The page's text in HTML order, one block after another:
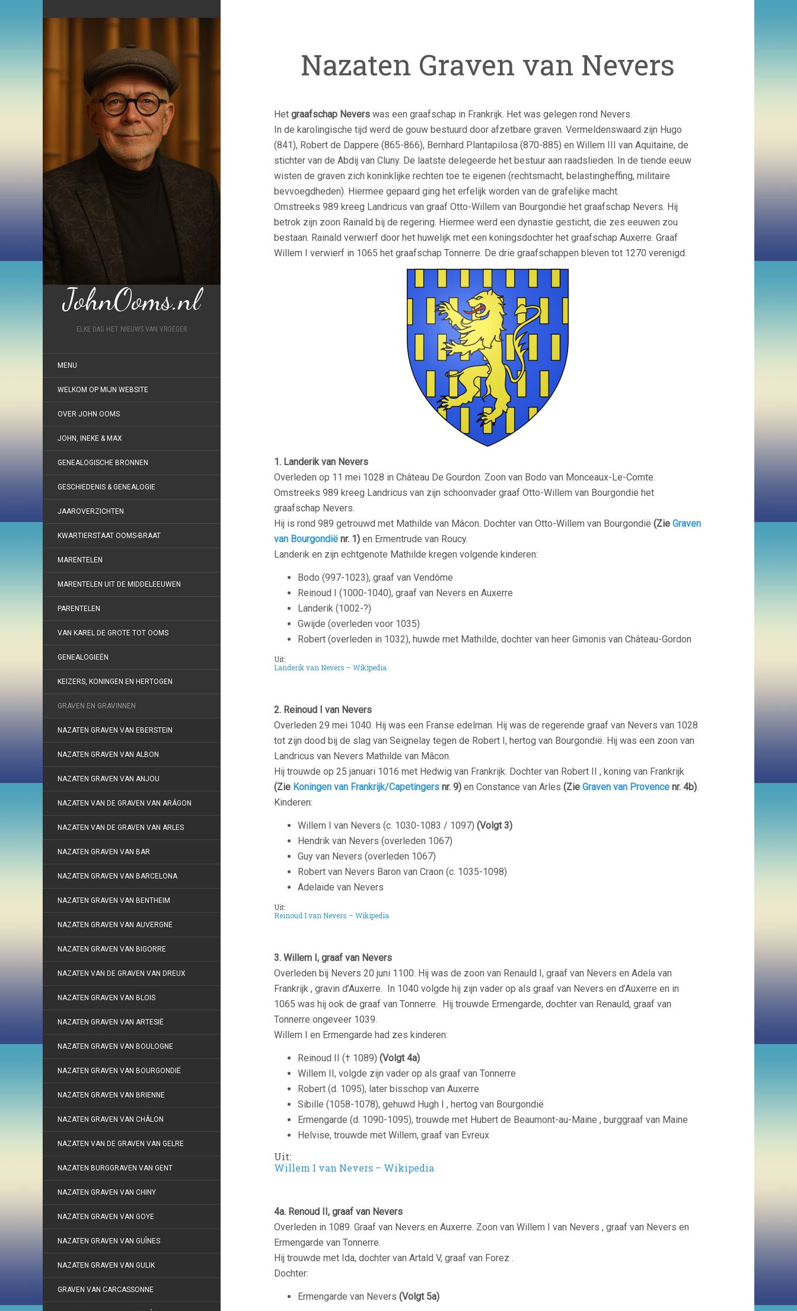
JohnOoms.nl
ELKE DAG HET NIEUWS VAN VROEGER
MENU
WELKOM OP MIJN WEBSITE
OVER JOHN OOMS
JOHN, INEKE & MAX
GENEALOGISCHE BRONNEN
GESCHIEDENIS & GENEALOGIE
JAAROVERZICHTEN
KWARTIERSTAAT OOMS-BRAAT
MARENTELEN
MARENTELEN UIT DE MIDDELEEUWEN
PARENTELEN
VAN KAREL DE GROTE TOT OOMS
GENEALOGIEËN
KEIZERS, KONINGEN EN HERTOGEN
GRAVEN EN GRAVINNEN
NAZATEN GRAVEN VAN EBERSTEIN
NAZATEN GRAVEN VAN ALBON
NAZATEN GRAVEN VAN ANJOU
NAZATEN VAN DE GRAVEN VAN ARÁGON
NAZATEN VAN DE GRAVEN VAN ARLES
NAZATEN GRAVEN VAN BAR
NAZATEN GRAVEN VAN BARCELONA
NAZATEN GRAVEN VAN BENTHEIM
NAZATEN GRAVEN VAN AUVERGNE
NAZATEN GRAVEN VAN BIGORRE
NAZATEN VAN DE GRAVEN VAN DREUX
NAZATEN GRAVEN VAN BLOIS
NAZATEN GRAVEN VAN ARTESIË
NAZATEN GRAVEN VAN BOULOGNE
NAZATEN GRAVEN VAN BOURGONDIË
NAZATEN GRAVEN VAN BRIENNE
NAZATEN GRAVEN VAN CHÂLON
NAZATEN VAN DE GRAVEN VAN GELRE
NAZATEN BURGGRAVEN VAN GENT
NAZATEN GRAVEN VAN CHINY
NAZATEN GRAVEN VAN GOYE
NAZATEN GRAVEN VAN GUÎNES
NAZATEN GRAVEN VAN GULIK
GRAVEN VAN CARCASSONNE
Nazaten Graven van Nevers
Het graafschap Nevers was een graafschap in Frankrijk. Het was gelegen rond Nevers.
In de karolingische tijd werd de gouw bestuurd door afzetbare graven. Vermeldenswaard zijn Hugo
(841), Robert de Dappere (865-866), Bernhard Plantapilosa (870-885) en Willem III van Aquitaine, de
stichter van de Abdij van Cluny. De laatste delegeerde het bestuur aan raadslieden. In de tiende eeuw
wisten de graven zich koninklijke rechten toe te eigenen (rechtsmacht, belastingheffing, militaire
bevvoegdheden). Hiermee gepaard ging het erfelijk worden van de grafelijke macht.
Omstreeks 989 kreeg Landricus van graaf Otto-Willem van Bourgondië het graafschap Nevers. Hij
betrok zijn zoon Rainald bij de regering. Hiermee werd een dynastie gesticht, die zes eeuwen zou
bestaan. Rainald verwierf door het huwelijk met een koningsdochter het graafschap Auxerre. Graaf
Willem I verwierf in 1065 het graafschap Tonnerre. De drie graafschappen bleven tot 1270 verenigd.
1. Landerik van Nevers
Overleden op 11 mei 1028 in Château De Gourdon. Zoon van Bodo van Monceaux-Le-Comte.
Omstreeks 989 kreeg Landricus van zijn schoonvader graaf Otto-Willem van Bourgondië het
graafschap Nevers.
Hij is rond 989 getrouwd met Mathilde van Mâcon. Dochter van Otto-Willem van Bourgondië (Zie Graven
van Bourgondië nr. 1) en Ermentrude van Roucy.
Landerik en zijn echtgenote Mathilde kregen volgende kinderen:
Bodo (997-1023), graaf van Vendôme
Reinoud I (1000-1040), graaf van Nevers en Auxerre
Landerik (1002-?)
Gwijde (overleden voor 1035)
Robert (overleden in 1032), huwde met Mathilde, dochter van heer Gimonis van Château-Gordon
Uit:
Landerik van Nevers – Wikipedia
2. Reinoud I van Nevers
Overleden 29 mei 1040. Hij was een Franse edelman. Hij was de regerende graaf van Nevers van 1028
tot zijn dood bij de slag van Seignelay tegen de Robert I, hertog van Bourgondië. Hij was een zoon van
Landricus van Nevers Mathilde van Mâcon.
Hij trouwde op 25 januari 1016 met Hedwig van Frankrijk. Dochter van Robert II , koning van Frankrijk
(Zie Koningen van Frankrijk/Capetingers nr. 9) en Constance van Arles (Zie Graven van Provence nr. 4b).
Kinderen:
Willem I van Nevers (c. 1030-1083 / 1097) (Volgt 3)
Hendrik van Nevers (overleden 1067)
Guy van Nevers (overleden 1067)
Robert van Nevers Baron van Craon (c. 1035-1098)
Adelaide van Nevers
Uit:
Reinoud I van Nevers – Wikipedia
3. Willem I, graaf van Nevers
Overleden bij Nevers 20 juni 1100. Hij was de zoon van Renauld I, graaf van Nevers en Adela van
Frankrijk , gravin d’Auxerre. In 1040 volgde hij zijn vader op als graaf van Nevers en d’Auxerre en in
1065 was hij ook de graaf van Tonnerre. Hij trouwde Ermengarde, dochter van Renauld, graaf van
Tonnerre ongeveer 1039.
Willem I en Ermengarde had zes kinderen:
Reinoud II († 1089) (Volgt 4a)
Willem II, volgde zijn vader op als graaf van Tonnerre
Robert (d. 1095), later bisschop van Auxerre
Sibille (1058-1078), gehuwd Hugh I , hertog van Bourgondië
Ermengarde (d. 1090-1095), trouwde met Hubert de Beaumont-au-Maine , burggraaf van Maine
Helvise, trouwde met Willem, graaf van Evreux
Uit:
Willem I van Nevers – Wikipedia
4a. Renoud II, graaf van Nevers
Overleden in 1089. Graaf van Nevers en Auxerre. Zoon van Willem I van Nevers , graaf van Nevers en
Ermengarde van Tonnerre.
Hij trouwde met Ida, dochter van Artald V, graaf van Forez .
Dochter:
Ermengarde van Nevers (Volgt 5a)